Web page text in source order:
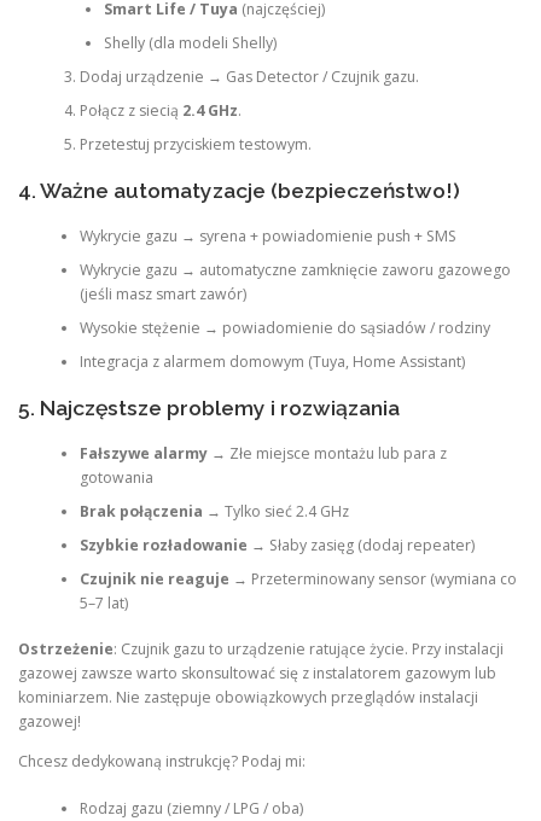
Smart Life / Tuya (najczęściej)
Shelly (dla modeli Shelly)
Dodaj urządzenie → Gas Detector / Czujnik gazu.
Połącz z siecią 2.4 GHz.
Przetestuj przyciskiem testowym.
4. Ważne automatyzacje (bezpieczeństwo!)
Wykrycie gazu → syrena + powiadomienie push + SMS
Wykrycie gazu → automatyczne zamknięcie zaworu gazowego
(jeśli masz smart zawór)
Wysokie stężenie → powiadomienie do sąsiadów / rodziny
Integracja z alarmem domowym (Tuya, Home Assistant)
5. Najczęstsze problemy i rozwiązania
Fałszywe alarmy→ Złe miejsce montażu lub para z
gotowania
Brak połączenia → Tylko sieć 2.4 GHz
Szybkie rozładowanie → Słaby zasięg (dodaj repeater)
Czujnik nie reaguje → Przeterminowany sensor (wymiana co
5–7 lat)
Ostrzeżenie: Czujnik gazu to urządzenie ratujące życie. Przy instalacji
gazowej zawsze warto skonsultować się z instalatorem gazowym lub
kominiarzem. Nie zastępuje obowiązkowych przeglądów instalacji
gazowej!
Chcesz dedykowaną instrukcję? Podaj mi:
Rodzaj gazu (ziemny / LPG / oba)